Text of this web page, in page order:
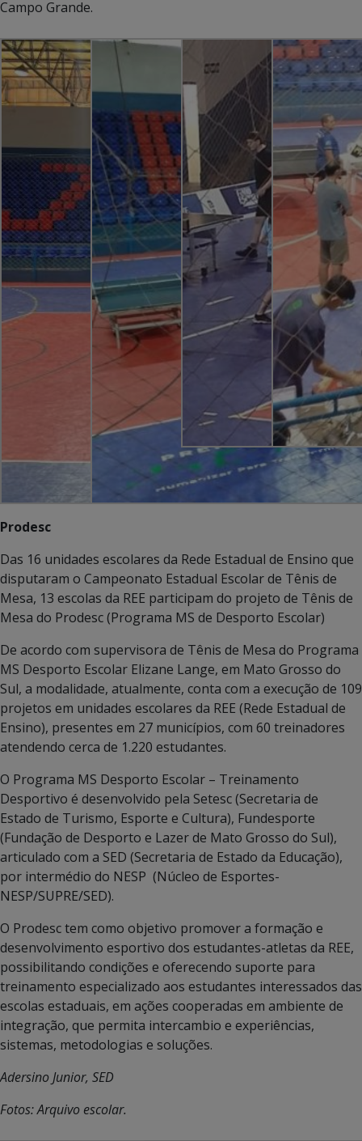
Campo Grande.
Prodesc
Das 16 unidades escolares da Rede Estadual de Ensino que
disputaram o Campeonato Estadual Escolar de Tênis de
Mesa, 13 escolas da REE participam do projeto de Tênis de
Mesa do Prodesc (Programa MS de Desporto Escolar)
De acordo com supervisora de Tênis de Mesa do Programa
MS Desporto Escolar Elizane Lange, em Mato Grosso do
Sul, a modalidade, atualmente, conta com a execução de 109
projetos em unidades escolares da REE (Rede Estadual de
Ensino), presentes em 27 municípios, com 60 treinadores
atendendo cerca de 1.220 estudantes.
O Programa MS Desporto Escolar – Treinamento
Desportivo é desenvolvido pela Setesc (Secretaria de
Estado de Turismo, Esporte e Cultura), Fundesporte
(Fundação de Desporto e Lazer de Mato Grosso do Sul),
articulado com a SED (Secretaria de Estado da Educação),
por intermédio do NESP (Núcleo de Esportes-
NESP/SUPRE/SED).
O Prodesc tem como objetivo promover a formação e
desenvolvimento esportivo dos estudantes-atletas da REE,
possibilitando condições e oferecendo suporte para
treinamento especializado aos estudantes interessados das
escolas estaduais, em ações cooperadas em ambiente de
integração, que permita intercambio e experiências,
sistemas, metodologias e soluções.
Adersino Junior, SED
Fotos: Arquivo escolar.